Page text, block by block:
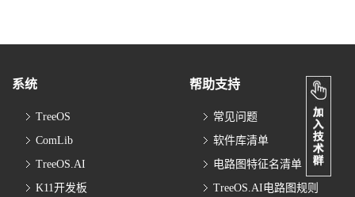
系统
TreeOS
ComLib
TreeOS.AI
K11开发板
帮助支持
常见问题
软件库清单
电路图特征名清单
TreeOS.AI电路图规则